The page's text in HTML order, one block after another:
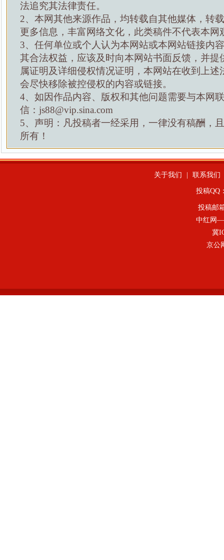
法追究其法律责任。
2、本网其他来源作品，均转载自其他媒体，转
更多信息，丰富网络文化，此类稿件不代表本网
3、任何单位或个人认为本网站或本网站链接内
其合法权益，应该及时向本网站书面反馈，并提
属证明及详细侵权情况证明，本网站在收到上述
会尽快移除被控侵权的内容或链接。
4、如因作品内容、版权和其他问题需要与本网
信：js88@vip.sina.com
5、声明：凡投稿者一经采用，一律没有稿酬，
所有！
关于我们 联系我们
投稿QQ
投稿邮
中红网—
冀
京公